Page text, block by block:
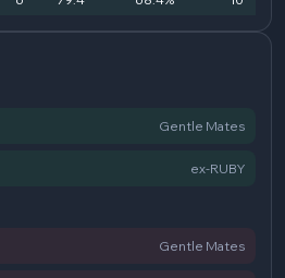
Gentle Mates
ex-RUBY
Gentle Mates